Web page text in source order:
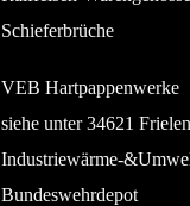
Schieferbrüche
VEB Hartpappenwerke
siehe unter 34621
Industriewärme-
Bundeswehrdepot